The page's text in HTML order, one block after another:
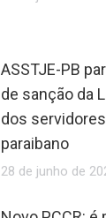
ASSTJE-PB
de sanção da
dos
paraibano
28 de junho de